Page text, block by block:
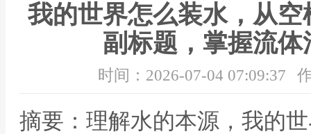
我的世界怎么装水，从
副标题，掌握流
时间：2026-07-04 07:09:37
摘要：理解水的本源，我的